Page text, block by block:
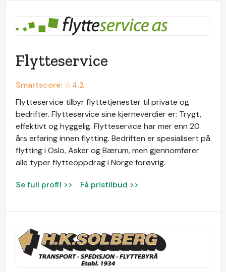
Flytteservice
Smartscore: ☆4.2
Flytteservice tilbyr flyttetjenester til private og
bedrifter. Flytteservice sine kjerneverdier er: Trygt,
effektivt og hyggelig. Flytteservice har mer enn 20
års erfaring innen flytting. Bedriften er spesialisert på
flytting i Oslo, Asker og Bærum, men gjennomfører
alle typer flytteoppdrag i Norge forøvrig.
Se full profil >> Få pristilbud >>